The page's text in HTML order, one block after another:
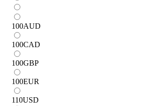
100AUD
100CAD
100GBP
100EUR
110USD